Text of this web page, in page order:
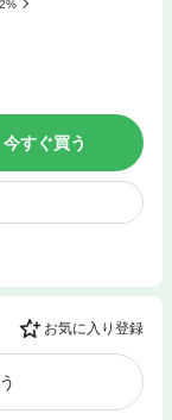
今すぐ買う
お気に入り登録